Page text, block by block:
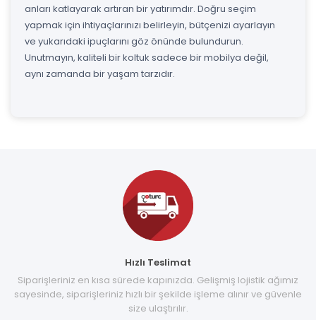
anları katlayarak artıran bir yatırımdır. Doğru seçim
yapmak için ihtiyaçlarınızı belirleyin, bütçenizi ayarlayın
ve yukarıdaki ipuçlarını göz önünde bulundurun.
Unutmayın, kaliteli bir koltuk sadece bir mobilya değil,
aynı zamanda bir yaşam tarzıdır.
Hızlı Teslimat
Siparişleriniz en kısa sürede kapınızda. Gelişmiş lojistik ağımız
sayesinde, siparişleriniz hızlı bir şekilde işleme alınır ve güvenle
size ulaştırılır.